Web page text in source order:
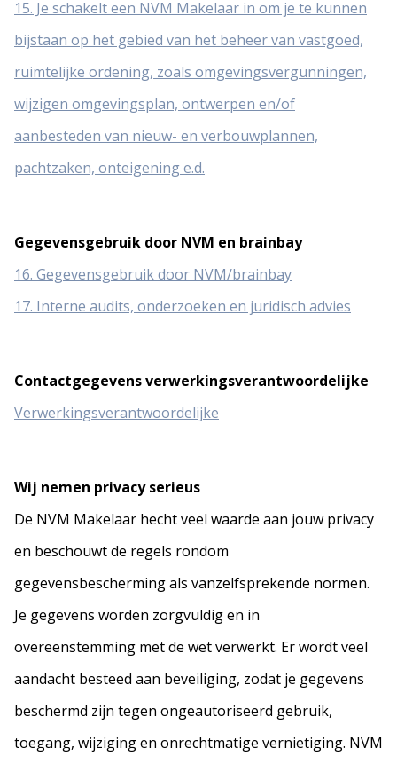
15. Je schakelt een NVM Makelaar in om je te kunnen
bijstaan op het gebied van het beheer van vastgoed,
ruimtelijke ordening, zoals omgevingsvergunningen,
wijzigen omgevingsplan, ontwerpen en/of
aanbesteden van nieuw- en verbouwplannen,
pachtzaken, onteigening e.d.
Gegevensgebruik door NVM en brainbay
16. Gegevensgebruik door NVM/brainbay
17. Interne audits, onderzoeken en juridisch advies
Contactgegevens verwerkingsverantwoordelijke
Verwerkingsverantwoordelijke
Wij nemen privacy serieus
De NVM Makelaar hecht veel waarde aan jouw privacy
en beschouwt de regels rondom
gegevensbescherming als vanzelfsprekende normen.
Je gegevens worden zorgvuldig en in
overeenstemming met de wet verwerkt. Er wordt veel
aandacht besteed aan beveiliging, zodat je gegevens
beschermd zijn tegen ongeautoriseerd gebruik,
toegang, wijziging en onrechtmatige vernietiging. NVM